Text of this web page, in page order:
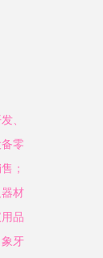
、
零
；
材
品
牙